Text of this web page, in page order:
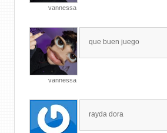
vannessa
vannessa
que buen juego
rayda dora